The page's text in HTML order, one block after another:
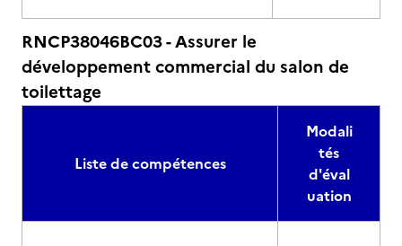
RNCP38046BC03 - Assurer le
développement commercial du salon de
toilettage
Liste de compétences
Modali
tés
d'éval
uation